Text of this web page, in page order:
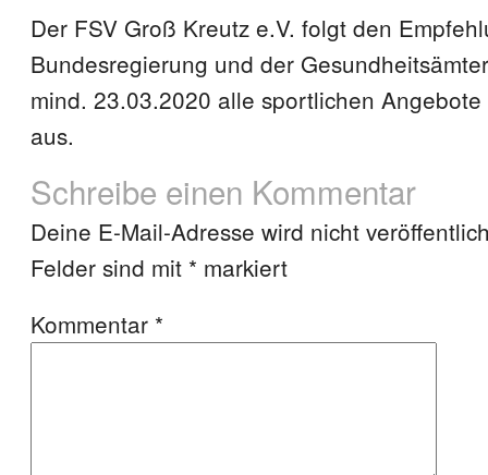
Der FSV Groß Kreutz e.V. folgt den
Bundesregierung und der
mind. 23.03.2020 alle sportlichen
aus.
Schreibe einen Kommentar
Deine E-Mail-Adresse wird nicht
Felder sind mit * markiert
Kommentar *